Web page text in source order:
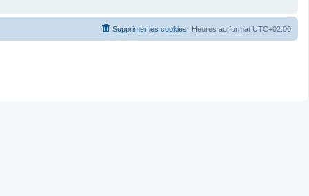
Heures au format UTC+02:00
Supprimer les cookies